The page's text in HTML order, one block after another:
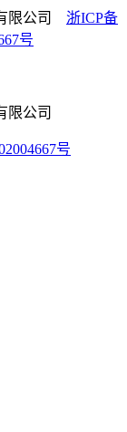
限公司 浙ICP备
号
限公司
号